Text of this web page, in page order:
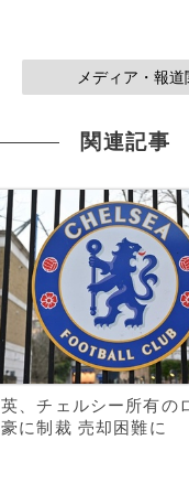
メディア・報
関連記事
英、チェルシー所有の
豪に制裁 売却困難に